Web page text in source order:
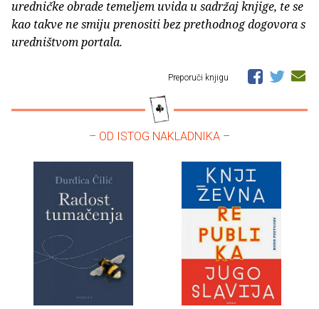
uredničke obrade temeljem uvida u sadržaj knjige, te se
kao takve ne smiju prenositi bez prethodnog dogovora s
uredništvom portala.
Preporuči knjigu
– OD ISTOG NAKLADNIKA –